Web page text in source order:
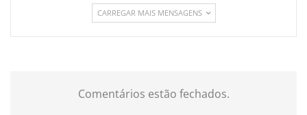
CARREGAR MAIS MENSAGENS
Comentários estão fechados.